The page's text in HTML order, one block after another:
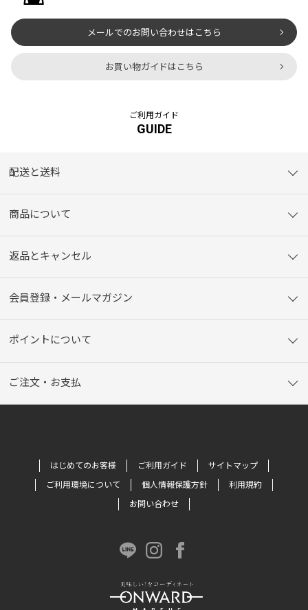
メールでのお問い合わせはこちら
お買い物ガイドはこちら
ご利用ガイド
GUIDE
配送と送料
商品について
返品とキャンセル
会員登録・メールマガジン
ポイントについて
ご注文・お支払
はじめてのお客様 ご利用ガイド
サイトマップ
ご利用環境について
個人情報保護方針
利用規約
お問い合わせ